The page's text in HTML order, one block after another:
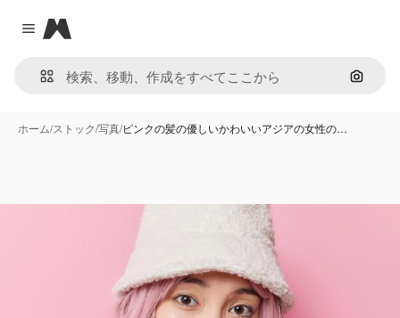
Close menu
Magnific
画像で
ホーム/ストック/写真/ピンクの髪の優しいかわいいアジアの女性の…